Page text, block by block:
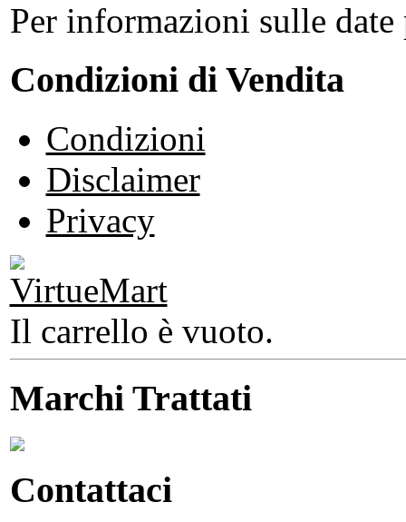
Per informazioni sulle
Condizioni di Vendita
Condizioni
Disclaimer
Privacy
Il carrello è vuoto.
Marchi Trattati
Contattaci